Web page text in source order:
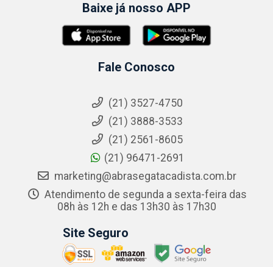
Baixe já nosso APP
Fale Conosco
(21) 3527-4750
(21) 3888-3533
(21) 2561-8605
(21) 96471-2691
marketing@abrasegatacadista.com.br
Atendimento de segunda a sexta-feira das
08h às 12h e das 13h30 às 17h30
Site Seguro